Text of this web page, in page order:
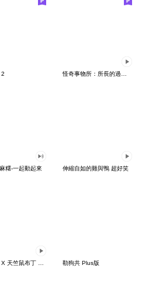
2
糬-一起動起來 伸縮自如的雞與鴨 超好笑
企鵝皮蛋 X 天竺鼠布丁 有點厭世 勒狗共 Plus版